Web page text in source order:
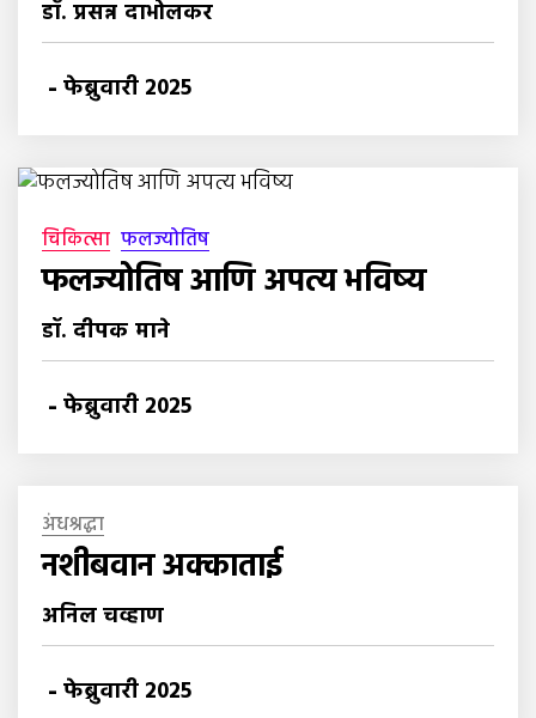
डॉ. प्रसन्न दाभोलकर
- फेब्रुवारी 2025
चिकित्सा फलज्योतिष
फलज्योतिष आणि अपत्य भविष्य
डॉ. दीपक माने
- फेब्रुवारी 2025
अंधश्रद्धा
नशीबवान अक्काताई
अनिल चव्हाण
- फेब्रुवारी 2025